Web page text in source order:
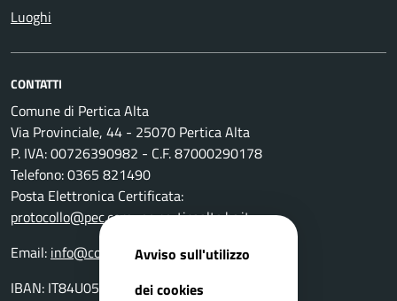
Luoghi
CONTATTI
Comune di Pertica Alta
Via Provinciale, 44 - 25070 Pertica Alta
P. IVA: 00726390982 - C.F. 87000290178
Telefono: 0365 821490
Posta Elettronica Certificata:
protocollo@pec.comune.perticaalta.bs.it
Email: info@comune.perticaalta.bs.it
IBAN: IT84U0511655390000000028800
Avviso sull'utilizzo
dei cookies